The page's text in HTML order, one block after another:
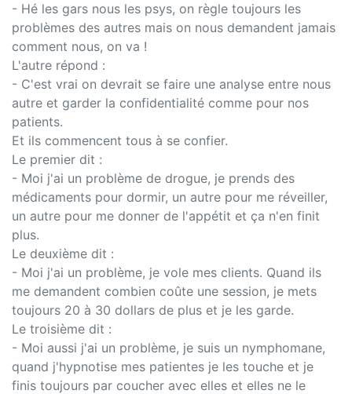
- Hé les gars nous les psys, on règle toujours les
problèmes des autres mais on nous demandent jamais
comment nous, on va !
L'autre répond :
- C'est vrai on devrait se faire une analyse entre nous
autre et garder la confidentialité comme pour nos
patients.
Et ils commencent tous à se confier.
Le premier dit :
- Moi j'ai un problème de drogue, je prends des
médicaments pour dormir, un autre pour me réveiller,
un autre pour me donner de l'appétit et ça n'en finit
plus.
Le deuxième dit :
- Moi j'ai un problème, je vole mes clients. Quand ils
me demandent combien coûte une session, je mets
toujours 20 à 30 dollars de plus et je les garde.
Le troisième dit :
- Moi aussi j'ai un problème, je suis un nymphomane,
quand j'hypnotise mes patientes je les touche et je
finis toujours par coucher avec elles et elles ne le